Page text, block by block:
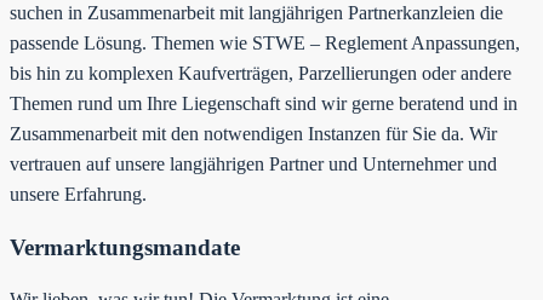
suchen in Zusammenarbeit mit langjährigen Partnerkanzleien die
passende Lösung. Themen wie STWE – Reglement Anpassungen,
bis hin zu komplexen Kaufverträgen, Parzellierungen oder andere
Themen rund um Ihre Liegenschaft sind wir gerne beratend und in
Zusammenarbeit mit den notwendigen Instanzen für Sie da. Wir
vertrauen auf unsere langjährigen Partner und Unternehmer und
unsere Erfahrung.
Vermarktungsmandate